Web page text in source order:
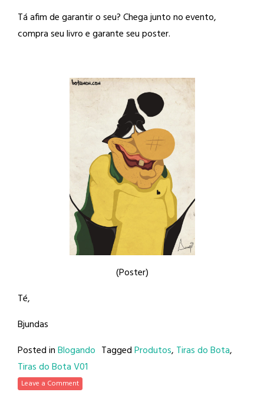
Tá afim de garantir o seu? Chega junto no evento,
compra seu livro e garante seu poster.
(Poster)
Té,
Bjundas
Posted inBlogando TaggedProdutos, Tiras do Bota,
Tiras do Bota V01
Leave a Comment